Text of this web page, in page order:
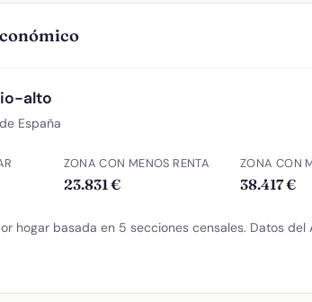
alto
España
ZONA CON MENOS RENTA
23.831 €
ZONA CON
38.417 €
hogar basada en 5 secciones censales. Datos